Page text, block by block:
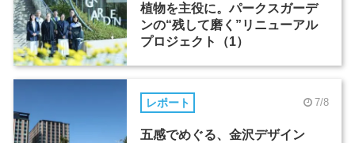
植物を主役に。パークスガーデ
ンの“残して磨く”リニューアル
プロジェクト（1）
レポート 7/8
五感でめぐる、金沢デザイン